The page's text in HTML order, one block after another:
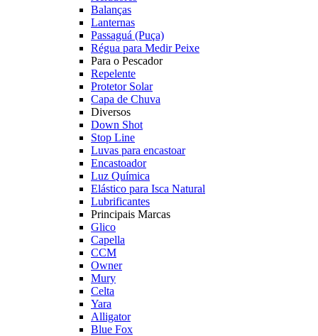
Balanças
Lanternas
Passaguá (Puça)
Régua para Medir Peixe
Para o Pescador
Repelente
Protetor Solar
Capa de Chuva
Diversos
Down Shot
Stop Line
Luvas para encastoar
Encastoador
Luz Química
Elástico para Isca Natural
Lubrificantes
Principais Marcas
Glico
Capella
CCM
Owner
Mury
Celta
Yara
Alligator
Blue Fox